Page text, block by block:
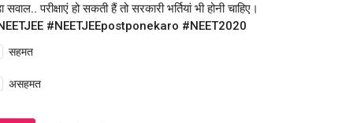
सवाल.. परीक्षाएं हो सकती हैं तो सरकारी भर्तियां भी होनी चाहिए।
#NEETJEEpostponekaro #NEET2020
सहमत
असहमत